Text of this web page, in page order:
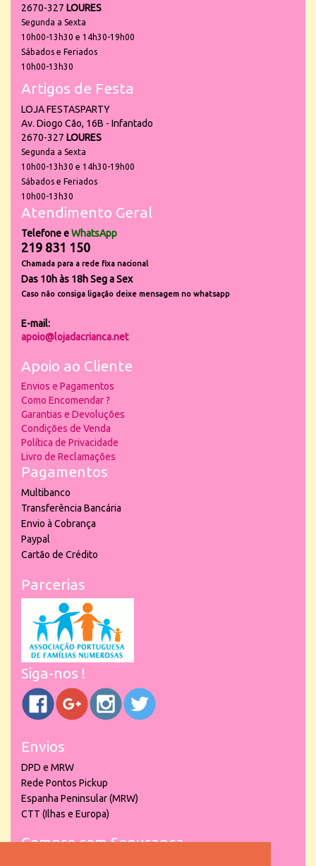
2670-327 LOURES
Segunda a Sexta
10h00-13h30 e 14h30-19h00
Sábados e Feriados
10h00-13h30
Artigos de Festa
LOJA FESTASPARTY
Av. Diogo Cão, 16B - Infantado
2670-327 LOURES
Segunda a Sexta
10h00-13h30 e 14h30-19h00
Sábados e Feriados
10h00-13h30
Atendimento Geral
Telefone eWhatsApp
219 831 150
Chamada para a rede fixa nacional
Das 10h às 18h Seg a Sex
Caso não consiga ligação deixe mensagem no whatsapp
E-mail:
apoio@lojadacrianca.net
Apoio ao Cliente
Envios e Pagamentos
Como Encomendar ?
Garantias e Devoluções
Condições de Venda
Política de Privacidade
Livro de Reclamações
Pagamentos
Multibanco
Transferência Bancária
Envio à Cobrança
Paypal
Cartão de Crédito
Parcerias
Siga-nos !
Envios
DPD e MRW
Rede Pontos Pickup
Espanha Peninsular (MRW)
CTT (Ilhas e Europa)
Compre com Segurança